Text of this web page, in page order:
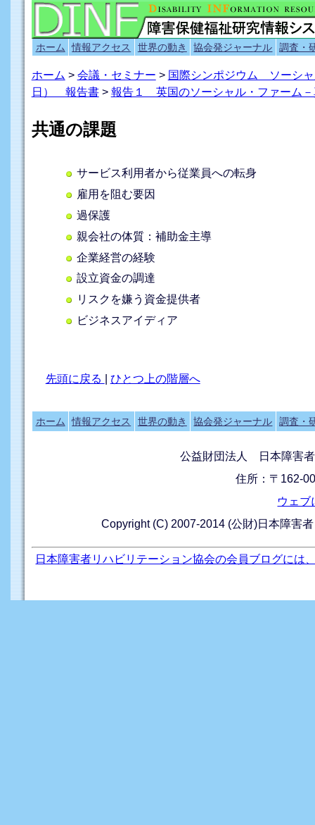
ホーム 情報アクセス 世界の動き 協会発ジャーナル 調査・
ホーム > 会議・セミナー > 国際シンポジウム ソーシャ
日） 報告書> 報告１ 英国のソーシャル・ファーム－
共通の課題
サービス利用者から従業員への転身
雇用を阻む要因
過保護
親会社の体質：補助金主導
企業経営の経験
設立資金の調達
リスクを嫌う資金提供者
ビジネスアイディア
先頭に戻る ひとつ上の階層へ
ホーム 情報アクセス 世界の動き 協会発ジャーナル 調査・
公益財団法人 日本障害
住所：〒162-
ウェブ
Copyright (C) 2007-2014 (公財)日本障害
日本障害者リハビリテーション協会の会員ブログには